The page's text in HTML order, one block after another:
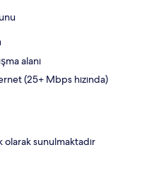
alanı
(25+ Mbps hızında)
sunulmaktadır